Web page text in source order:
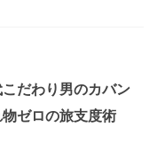
だわり男のカバン
ゼロの旅支度術